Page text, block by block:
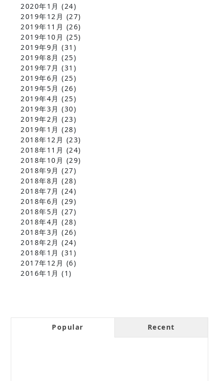
2020年1月 (24)
2019年12月 (27)
2019年11月 (26)
2019年10月 (25)
2019年9月 (31)
2019年8月 (25)
2019年7月 (31)
2019年6月 (25)
2019年5月 (26)
2019年4月 (25)
2019年3月 (30)
2019年2月 (23)
2019年1月 (28)
2018年12月 (23)
2018年11月 (24)
2018年10月 (29)
2018年9月 (27)
2018年8月 (28)
2018年7月 (24)
2018年6月 (29)
2018年5月 (27)
2018年4月 (28)
2018年3月 (26)
2018年2月 (24)
2018年1月 (31)
2017年12月 (6)
2016年1月 (1)
Popular Recent